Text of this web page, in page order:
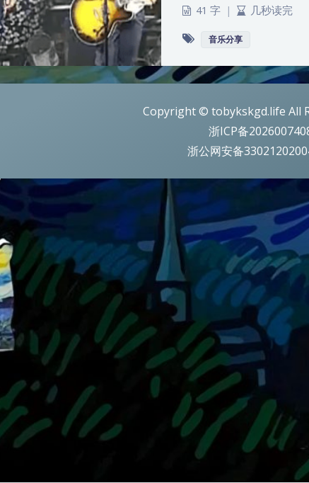
41 字 | 几秒读完
音乐分享
Copyright © tobykskgd.life All
浙ICP备
浙公网安备